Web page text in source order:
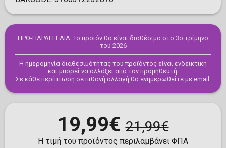
ΠΡΟ-ΠΑΡΑΓΓΕΛΙΑ: Το προϊόν θα είναι διαθέσιμο στο 3ο τρίμηνο
του 2026
Η ημερομηνία διαθεσιμότητας του προϊόντος είναι ενδεικτική
και μπορεί να αλλάξει από τον προμηθευτή.
Σε κάθε περίπτωση σε πιθανή αλλαγή θα ενημερωθείτε με email.
19,99€ 21,99€
Η τιμή του προϊόντος περιλαμβάνει ΦΠΑ